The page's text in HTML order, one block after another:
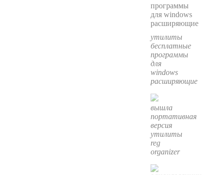
утилиты
бесплатные
программы
для
windows
расширяющие
вышла
портативная
версия
утилиты
reg
organizer